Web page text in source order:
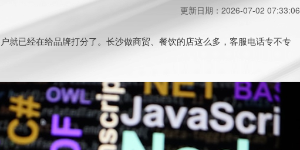
更新日期：2026-07-02 07:33:06
已经在给品牌打分了。长沙做商贸、餐饮的店这么多，客服电话专不专